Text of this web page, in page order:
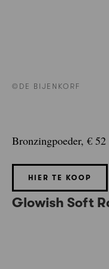
©DE BIJENKORF
Bronzingpoeder, € 52
HIER TE KOOP
Glowish Soft